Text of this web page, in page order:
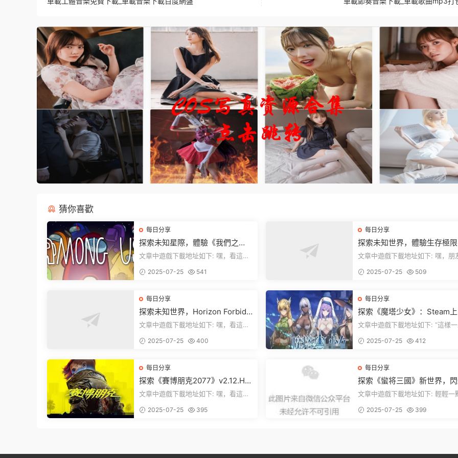
猜你喜歡
每日分享
探索未知星際，體驗《我們之
中》PC端全新版本
文章中遊戲下載地址如下: 嘿，看這
入我們遊...
2025-07-25 541
每日分享
探索未知世界，體驗生存極
《方舟：生存飛升》v38.9中
文章中遊戲下載地址如下: 嘿，朋友
遊戲超火...
2025-07-25 509
每日分享
探索未知世界，Horizon Forbidd
en West Complete Edition正式
文章中遊戲下載地址如下: 嘿，看這
章最後那...
2025-07-25 400
每日分享
探索《魔塔少女》：Steam
美少女自走棋，戰鬥與策略
文章中遊戲下載地址如下: “這樣一來，
說，...
2025-07-25 412
每日分享
探索《賽博朋克2077》v2.12.H
1：穿梭黑暗都市，感受未來世界
文章中遊戲下載地址如下: 嘿，看這
入我們的...
2025-07-25 395
每日分享
探索《蠻将三國》新世界，
之光換皮，共赴手遊盛宴！
文章中遊戲下載地址如下: 輕輕一點，
看到...
2025-07-25 399